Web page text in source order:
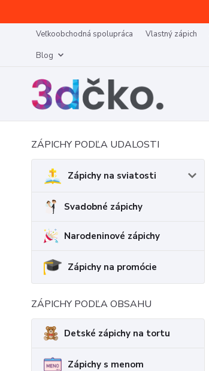
Veľkoobchodná spolupráca Vlastný zápich
Blog
ZÁPICHY PODĽA UDALOSTI
Zápichy na sviatosti
Svadobné zápichy
Narodeninové zápichy
Zápichy na promócie
ZÁPICHY PODĽA OBSAHU
Detské zápichy na tortu
Zápichy s menom